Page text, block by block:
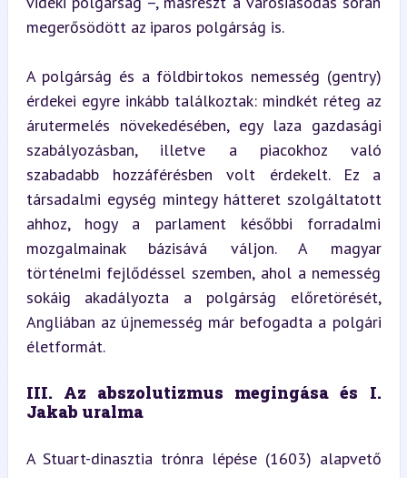
megerősödött az iparos polgárság is.
A polgárság és a földbirtokos nemesség (gentry)
érdekei egyre inkább találkoztak: mindkét réteg az
árutermelés növekedésében, egy laza gazdasági
szabályozásban, illetve a piacokhoz való
szabadabb hozzáférésben volt érdekelt. Ez a
társadalmi egység mintegy hátteret szolgáltatott
ahhoz, hogy a parlament későbbi forradalmi
mozgalmainak bázisává váljon. A magyar
történelmi fejlődéssel szemben, ahol a nemesség
sokáig akadályozta a polgárság előretörését,
Angliában az újnemesség már befogadta a polgári
életformát.
III. Az abszolutizmus megingása és I.
Jakab uralma
A Stuart-dinasztia trónra lépése (1603) alapvető